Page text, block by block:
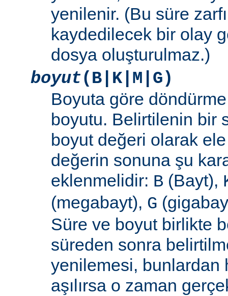
yenilenir. (Bu süre
kaydedilecek bir olay
dosya oluşturulmaz.)
boyut(B|K|M|G)
Boyuta göre
boyutu. Belirtilenin bir
boyut değeri olarak ele
değerin sonuna şu
eklenmelidir: B (Bayt),
(megabayt), G
Süre ve boyut birlikte
süreden sonra
yenilemesi, bunlardan
aşılırsa o zaman